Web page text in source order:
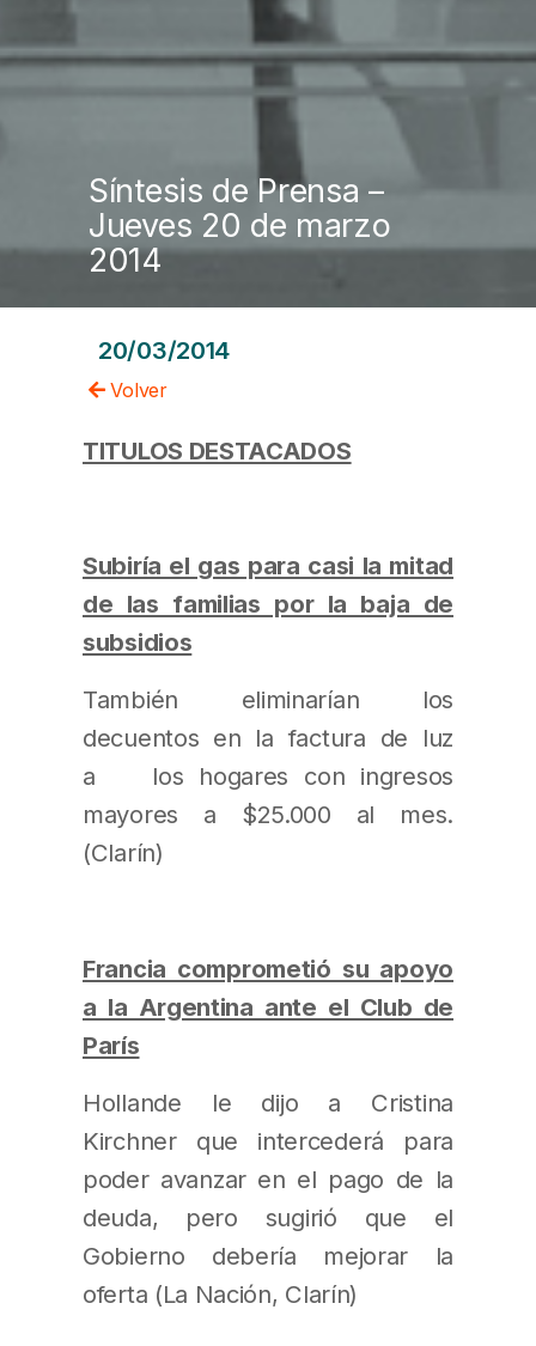
Síntesis de Prensa –
Jueves 20 de marzo
2014
20/03/2014
Volver
TITULOS DESTACADOS
Subiría el gas para casi la mitad
de las familias por la baja de
subsidios
También eliminarían los
decuentos en la factura de luz
a los hogares con ingresos
mayores a $25.000 al mes.
(Clarín)
Francia comprometió su apoyo
a la Argentina ante el Club de
París
Hollande le dijo a Cristina
Kirchner que intercederá para
poder avanzar en el pago de la
deuda, pero sugirió que el
Gobierno debería mejorar la
oferta (La Nación, Clarín)